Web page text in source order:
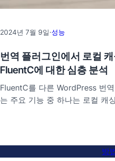
2024년 7월 9일·성능
번역 플러그인에서 로컬
FluentC에 대한 심층 분석
FluentC를 다른 WordPress 번
는 주요 기능 중 하나는 로컬 캐
방